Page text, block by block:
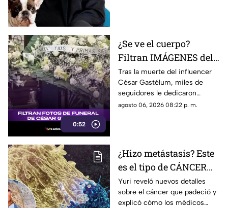
0:52
¿Se ve el cuerpo?
Filtran IMÁGENES del
funeral de César
Gastélum [VIDEO]
Tras la muerte del influencer
César Gastélum, miles de
seguidores le dedicaron
mensajes de despedida,
agosto 06, 2026 08:22 p. m.
¿Hizo metástasis? Este
es el tipo de CÁNCER
que le diagnosticaron a
Yuri
Yuri reveló nuevos detalles
sobre el cáncer que padeció y
explicó cómo los médicos